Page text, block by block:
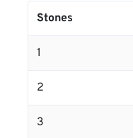
Stones
1
2
3